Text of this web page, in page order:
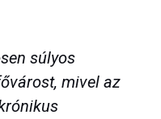
súlyos
mivel az